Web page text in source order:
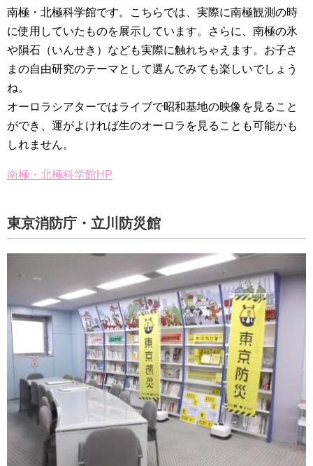
南極・北極科学館です。こちらでは、実際に南極観測の時
に使用していたものを展示しています。さらに、南極の氷
や隕石（いんせき）なども実際に触れちゃえます。お子さ
まの自由研究のテーマとして選んでみても楽しいでしょう
ね。
オーロラシアターではライブで昭和基地の映像を見ること
ができ、運がよければ生のオーロラを見ることも可能かも
しれません。
南極・北極科学館HP
東京消防庁・立川防災館